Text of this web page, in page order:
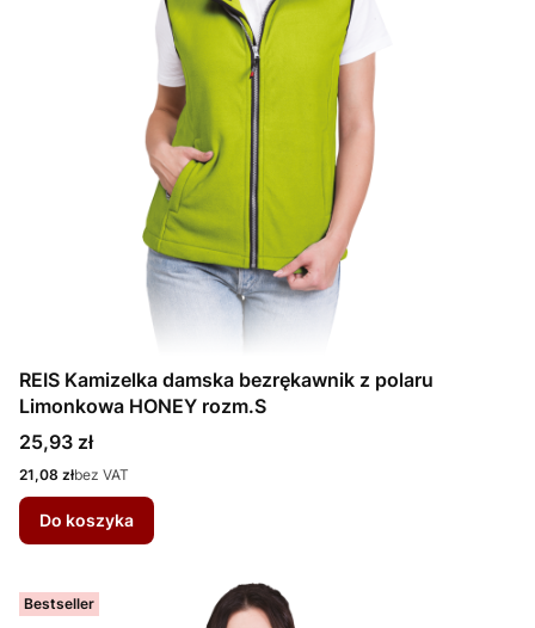
REIS Kamizelka damska bezrękawnik z polaru
Limonkowa HONEY rozm.S
Cena
25,93 zł
Cena
21,08 złbez VAT
Do koszyka
Bestseller